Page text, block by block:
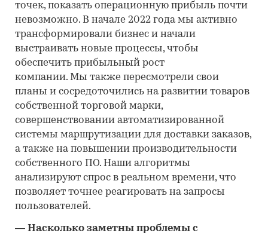
точек, показать операционную прибыль почти
невозможно. В начале 2022 года мы активно
трансформировали бизнес и начали
выстраивать новые процессы, чтобы
обеспечить прибыльный рост
компании. Мы также пересмотрели свои
планы и сосредоточились на развитии товаров
собственной торговой марки,
совершенствовании автоматизированной
системы маршрутизации для доставки заказов,
а также на повышении производительности
собственного ПО. Наши алгоритмы
анализируют спрос в реальном времени, что
позволяет точнее реагировать на запросы
пользователей.
― Насколько заметны проблемы с